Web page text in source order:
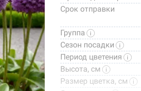
Срок отправки
Группа
Сезон посадки
Период цветения
Высота, см
Размер цветка, см